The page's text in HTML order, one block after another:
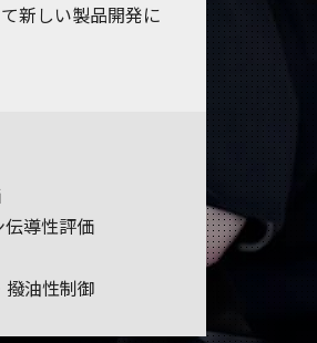
新しい製品開発に
導性評価
油性制御